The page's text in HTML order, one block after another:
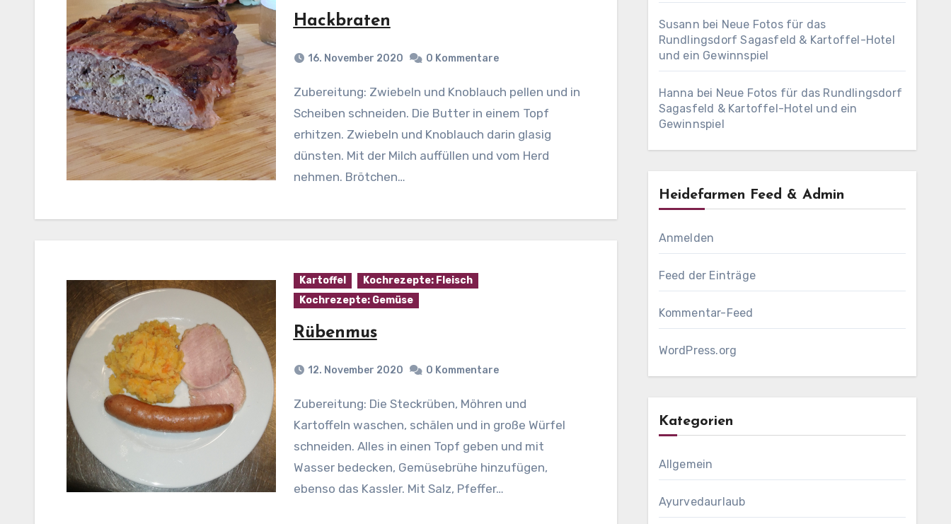
Hackbraten
16. November 2020 0 Kommentare
Zubereitung: Zwiebeln und Knoblauch pellen und in
Scheiben schneiden. Die Butter in einem Topf
erhitzen. Zwiebeln und Knoblauch darin glasig
dünsten. Mit der Milch auffüllen und vom Herd
nehmen. Brötchen…
Kartoffel
Kochrezepte: Fleisch
Kochrezepte: Gemüse
Rübenmus
12. November 2020 0 Kommentare
Zubereitung: Die Steckrüben, Möhren und
Kartoffeln waschen, schälen und in große Würfel
schneiden. Alles in einen Topf geben und mit
Wasser bedecken, Gemüsebrühe hinzufügen,
ebenso das Kassler. Mit Salz, Pfeffer…
Susann bei Neue Fotos für das
Rundlingsdorf Sagasfeld & Kartoffel-Hotel
und ein Gewinnspiel
Hanna bei Neue Fotos für das Rundlingsdorf
Sagasfeld & Kartoffel-Hotel und ein
Gewinnspiel
Heidefarmen Feed & Admin
Anmelden
Feed der Einträge
Kommentar-Feed
WordPress.org
Kategorien
Allgemein
Ayurvedaurlaub